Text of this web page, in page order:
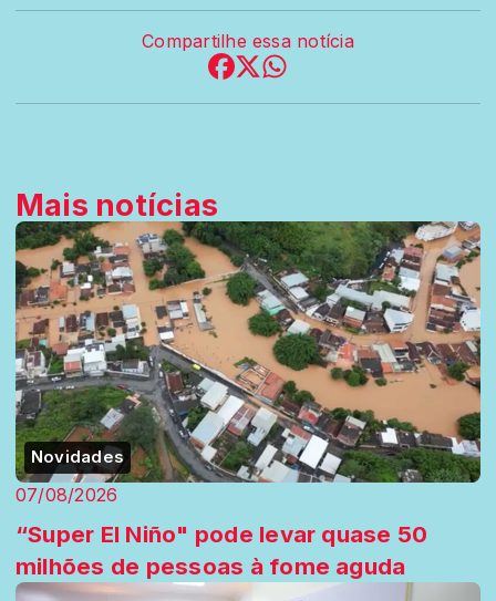
Compartilhe essa notícia
Mais notícias
Novidades
07/08/2026
“Super El Niño" pode levar quase 50
milhões de pessoas à fome aguda